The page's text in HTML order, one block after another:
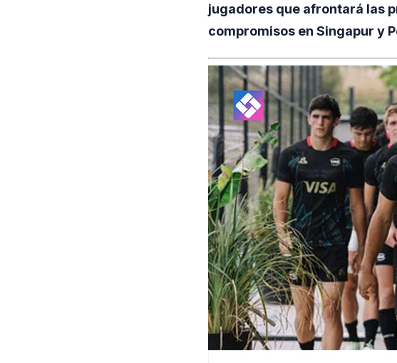
jugadores que afrontará las
compromisos en Singapur y